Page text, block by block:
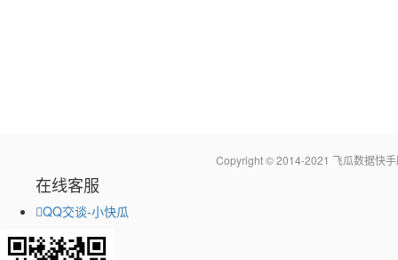
Copyright © 2014-2021 飞瓜数据快
在线客服
QQ交谈-小快瓜